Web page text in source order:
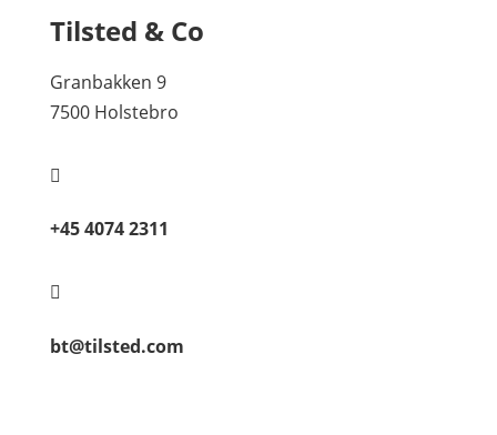
Tilsted & Co
Granbakken 9
7500 Holstebro

+45 4074 2311

bt@tilsted.com